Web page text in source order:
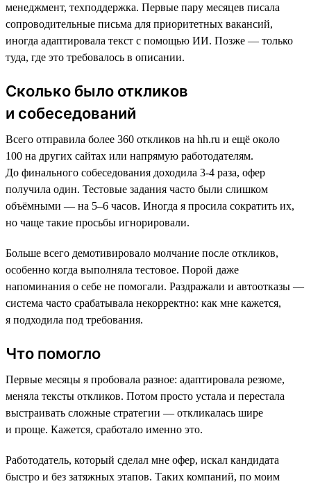
менеджмент, техподдержка. Первые пару месяцев писала
сопроводительные письма для приоритетных вакансий,
иногда адаптировала текст с помощью ИИ. Позже — только
туда, где это требовалось в описании.
Сколько было откликов
и собеседований
Всего отправила более 360 откликов на hh.ru и ещё около
100 на других сайтах или напрямую работодателям.
До финального собеседования доходила 3-4 раза, офер
получила один. Тестовые задания часто были слишком
объёмными — на 5–6 часов. Иногда я просила сократить их,
но чаще такие просьбы игнорировали.
Больше всего демотивировало молчание после откликов,
особенно когда выполняла тестовое. Порой даже
напоминания о себе не помогали. Раздражали и автоотказы —
система часто срабатывала некорректно: как мне кажется,
я подходила под требования.
Что помогло
Первые месяцы я пробовала разное: адаптировала резюме,
меняла тексты откликов. Потом просто устала и перестала
выстраивать сложные стратегии — откликалась шире
и проще. Кажется, сработало именно это.
Работодатель, который сделал мне офер, искал кандидата
быстро и без затяжных этапов. Таких компаний, по моим